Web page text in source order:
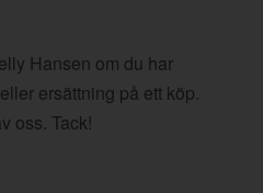
Hansen om du har
ersättning på ett köp.
oss. Tack!